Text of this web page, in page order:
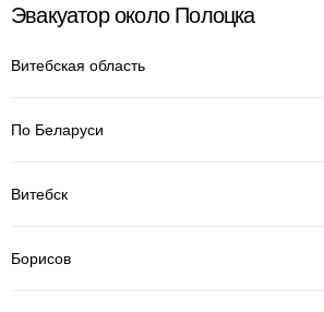
Эвакуатор около Полоцка
Витебская область
По Беларуси
Витебск
Борисов